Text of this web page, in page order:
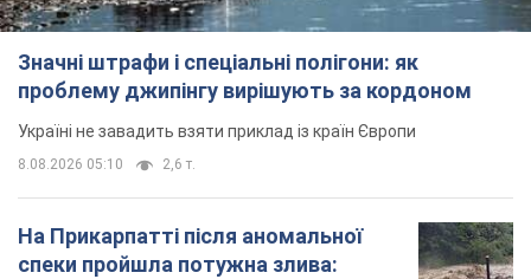
Значні штрафи і спеціальні полігони: як
проблему джипінгу вирішують за кордоном
Україні не завадить взяти приклад із країн Європи
8.08.2026 05:10 2,6 т.
На Прикарпатті після аномальної
спеки пройшла потужна злива: